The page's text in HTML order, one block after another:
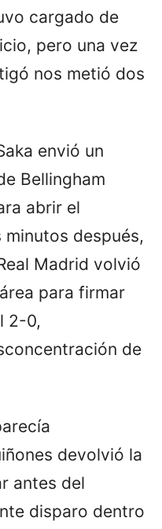
cargado de
pero una vez
nos metió dos
envió un
Bellingham
abrir el
después,
Madrid volvió
para firmar
2-0,
de
devolvió la
antes del
disparo dentro